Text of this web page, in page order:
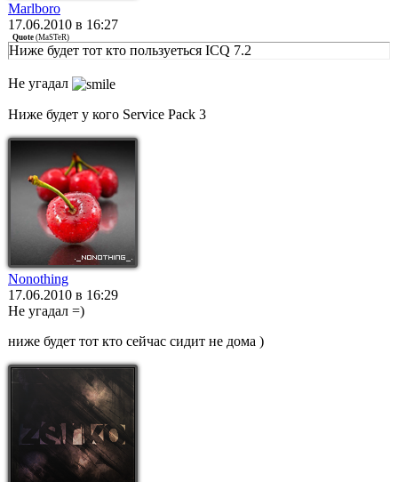
Marlboro
17.06.2010 в 16:27
Quote (MaSTeR)
Ниже будет тот кто пользуеться ICQ 7.2
Не угадал
Ниже будет у кого Service Pack 3
Nonothing
17.06.2010 в 16:29
Не угадал =)
ниже будет тот кто сейчас сидит не дома )